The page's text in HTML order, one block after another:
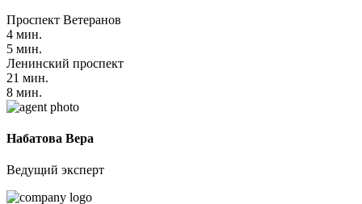
Проспект Ветеранов
4 мин.
5 мин.
Ленинский проспект
21 мин.
8 мин.
Набатова Вера
Ведущий эксперт